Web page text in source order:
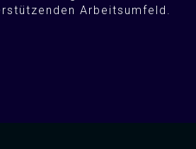
Arbeitsumfeld.